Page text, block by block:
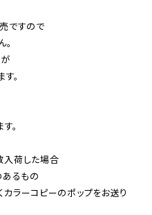
ですので
。
。
入荷した場合
あるもの
ラーコピーのポップをお送り